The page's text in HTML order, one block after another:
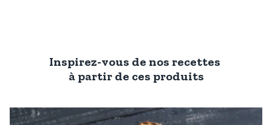
Inspirez-vous de nos recettes
à partir de ces produits